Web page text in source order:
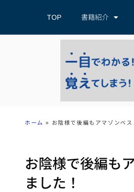
TOP 書籍紹介
ホーム » お陰様で後編もアマゾンベ
お陰様で後編も
ました！